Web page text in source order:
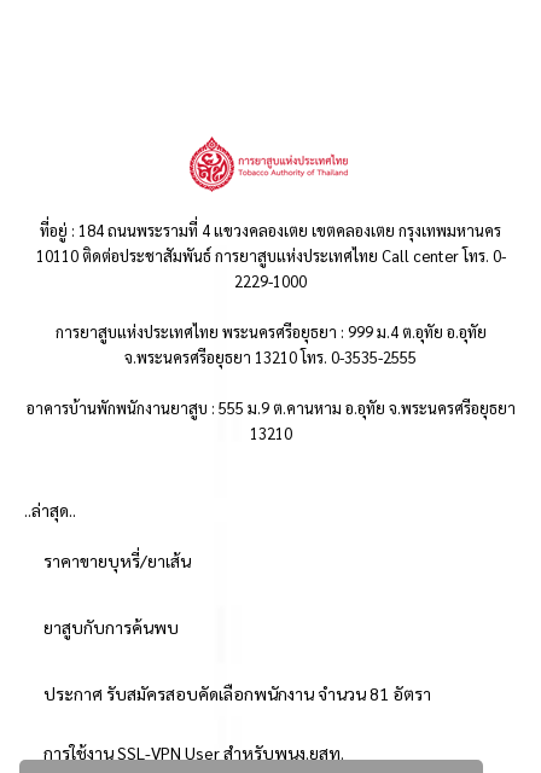
ที่อยู่ : 184 ถนนพระรามที่ 4 แขวงคลองเตย เขตคลองเตย กรุงเทพมหานคร
10110 ติดต่อประชาสัมพันธ์ การยาสูบแห่งประเทศไทย Call center โทร. 0-
2229-1000
การยาสูบแห่งประเทศไทย พระนครศรีอยุธยา : 999 ม.4 ต.อุทัย อ.อุทัย
จ.พระนครศรีอยุธยา 13210 โทร. 0-3535-2555
อาคารบ้านพักพนักงานยาสูบ : 555 ม.9 ต.คานหาม อ.อุทัย จ.พระนครศรีอยุธยา
13210
..ล่าสุด..
ราคาขายบุหรี่/ยาเส้น
ยาสูบกับการค้นพบ
ประกาศ รับสมัครสอบคัดเลือกพนักงาน จำนวน 81 อัตรา
การใช้งาน SSL-VPN User สำหรับพนง.ยสท.